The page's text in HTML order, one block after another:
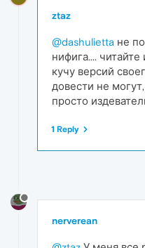
ztaz
@dashulietta не
нифига....
кучу версий
довести не
просто
1 Reply
nerverean